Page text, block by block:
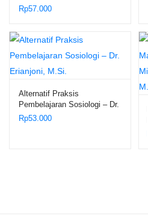
Prof. Dr. M. Giatman, MSI
Rp57.000
Alternatif Praksis
Pembelajaran Sosiologi – Dr.
Erianjoni, M.Si.
Rp53.000